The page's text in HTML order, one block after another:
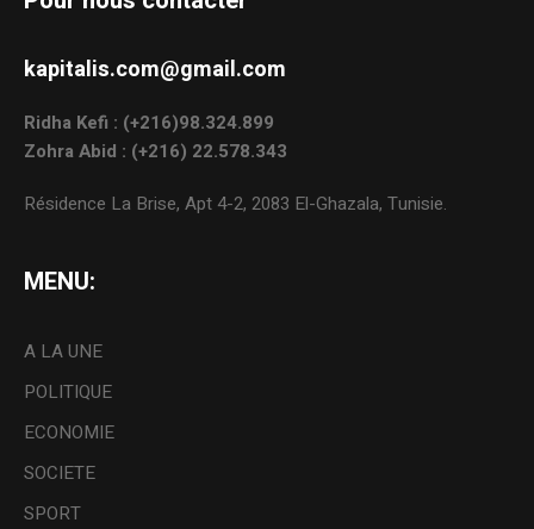
kapitalis.com@gmail.com
Ridha Kefi : (+216)98.324.899
Zohra Abid : (+216) 22.578.343
Résidence La Brise, Apt 4-2, 2083 El-Ghazala, Tunisie.
MENU:
A LA UNE
POLITIQUE
ECONOMIE
SOCIETE
SPORT